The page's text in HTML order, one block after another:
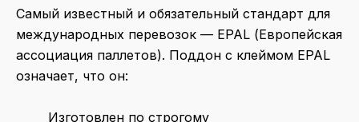
Самый известный и обязательный стандарт для
международных перевозок — EPAL (Европейская
ассоциация паллетов). Поддон с клеймом EPAL
означает, что он:
Изготовлен по строгому